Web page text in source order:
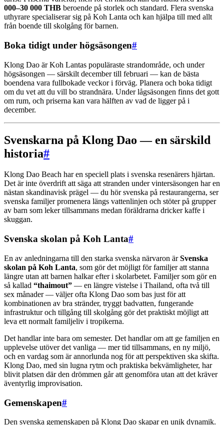
000–30 000 THB beroende på storlek och standard. Flera svenska
uthyrare specialiserar sig på Koh Lanta och kan hjälpa till med allt
från boende till skolgång för barnen.
Boka tidigt under högsäsongen#
Klong Dao är Koh Lantas populäraste strandområde, och under
högsäsongen — särskilt december till februari — kan de bästa
boendena vara fullbokade veckor i förväg. Planera och boka tidigt
om du vet att du vill bo strandnära. Under lågsäsongen finns det gott
om rum, och priserna kan vara hälften av vad de ligger på i
december.
Svenskarna på Klong Dao — en särskild
historia#
Klong Dao Beach har en speciell plats i svenska resenärers hjärtan.
Det är inte överdrift att säga att stranden under vintersäsongen har en
nästan skandinavisk prägel — du hör svenska på restaurangerna, ser
svenska familjer promenera längs vattenlinjen och stöter på grupper
av barn som leker tillsammans medan föräldrarna dricker kaffe i
skuggan.
Svenska skolan på Koh Lanta#
En av anledningarna till den starka svenska närvaron ärSvenska
skolan på Koh Lanta, som gör det möjligt för familjer att stanna
längre utan att barnen halkar efter i skolarbetet. Familjer som gör en
så kallad “thaimout” — en längre vistelse i Thailand, ofta två till
sex månader — väljer ofta Klong Dao som bas just för att
kombinationen av bra stränder, tryggt badvatten, fungerande
infrastruktur och tillgång till skolgång gör det praktiskt möjligt att
leva ett normalt familjeliv i tropikerna.
Det handlar inte bara om semester. Det handlar om att ge familjen en
upplevelse utöver det vanliga — mer tid tillsammans, en ny miljö,
och en vardag som är annorlunda nog för att perspektiven ska skifta.
Klong Dao, med sin lugna rytm och praktiska bekvämligheter, har
blivit platsen där den drömmen går att genomföra utan att det kräver
äventyrlig improvisation.
Gemenskapen#
Den svenska gemenskapen på Klong Dao skapar en unik dynamik.